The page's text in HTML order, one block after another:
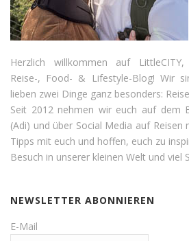
Herzlich willkommen auf
Reise-, Food- & Lifestyle-Blog! Wir
lieben zwei Dinge ganz besonders:
Seit 2012 nehmen wir euch auf dem
(Adi) und über Social Media auf
Tipps mit euch und hoffen, euch zu
Besuch in unserer kleinen Welt und viel
NEWSLETTER ABONNIEREN
E-Mail